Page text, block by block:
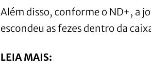
Além disso, conforme o ND+, a
escondeu as fezes dentro da
LEIA MAIS: